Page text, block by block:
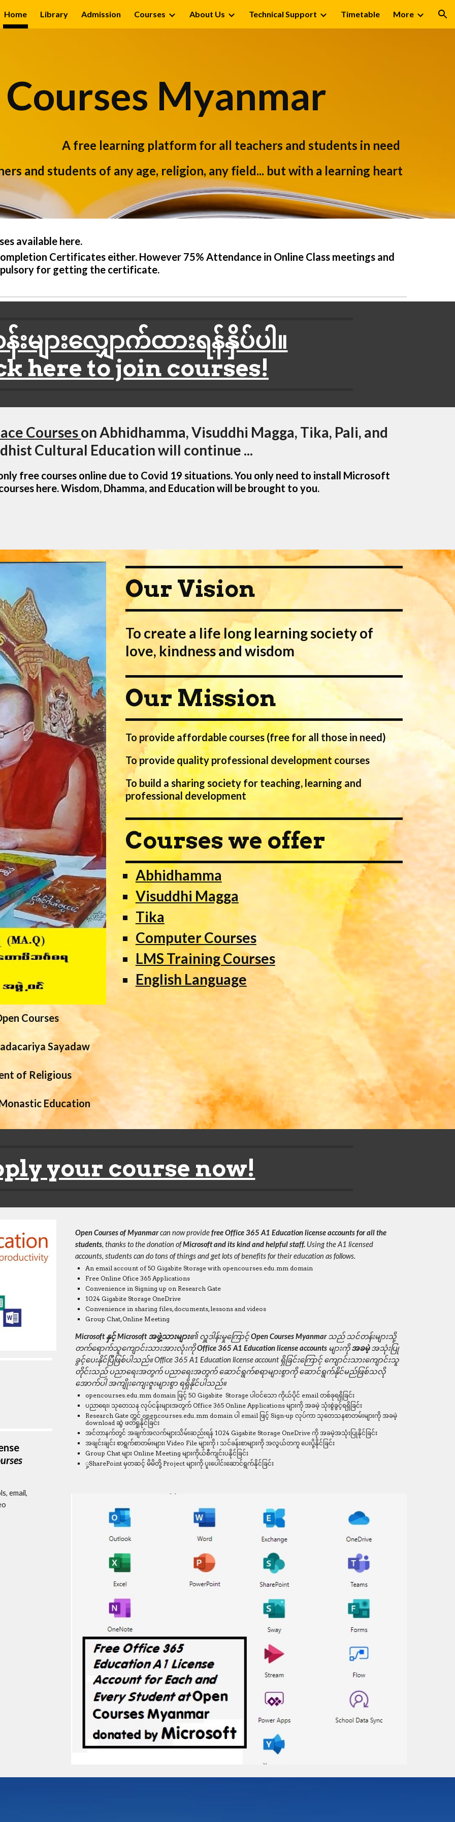
to main content Skip to navigation
Home Library Admission Courses About Us Technical Support Timetable More
Myanmar
A free learning platform for all teachers and students in need
and students of any age, religion, any field... but with a learning heart
available here.
Certificates either. However 75% Attendance in Online Class meetings and
for getting the certificate.
များလျှောက်ထားရန်နှိပ်ပါ။
here to join courses!
Courses on Abhidhamma, Visuddhi Magga, Tika, Pali, and
Cultural Education will continue ...
free courses online due to Covid 19 situations. You only need to install Microsoft
here. Wisdom, Dhamma, and Education will be brought to you.
Courses
Sayadaw
of Religious
Education
Our Vision
To create a life long learning society of
love, kindness and wisdom
Our Mission
To provide affordable courses (free for all those in need)
To provide quality professional development courses
To build a sharing society for teaching, learning and
professional development
Courses we offer
Abhidhamma
Visuddhi Magga
Tika
Computer Courses
LMS Training Courses
English Language
your course now!
email,
Open Courses of Myanmar can now provide free Office 365 A1 Education license accounts for all the
students, thanks to the donation of Microsoft and its kind and helpful staff. Using the A1 licensed
accounts, students can do tons of things and get lots of benefits for their education as follows.
An email account of 50 Gigabite Storage with opencourses.edu.mm domain
Free Online Ofice 365 Applications
Convenience in Signing up on Research Gate
1024 Gigabite Storage OneDrive
Convenience in sharing files, documents, lessons and videos
Group Chat, Online Meeting
Microsoft နှင့် Microsoft အဖွဲ့သားများ၏ လှူဒါန်းမှုကြောင့် Open Courses Myanmar သည် သင်တန်းများသို့
တက်ရောက်သူကျောင်းသားအားလုံးကို Office 365 A1 Education license accounts များကို အခမဲ့ အသုံးပြု
ခွင့်ပေးနိုင်ပြီဖြစ်ပါသည်။ Office 365 A1 Education license account ရှိခြင်းကြောင့် ကျောင်းသားကျောင်းသူ
တိုင်းသည် ပညာရေးအတွက် ပညာရေးအတွက် ဆောင်ရွက်စရာများစွာကို ဆောင်ရွက်နိုင်မည်ဖြစ်သလို
အောက်ပါ အကျိုးကျေးဇူးများစွာ ရရှိနိုင်ပါသည်။
opencourses.edu.mm domain ဖြင့် 50 Gigabite  Storage ပါဝင်သော ကိုယ်ပိုင် email တစ်ခုရရှိခြင်း
ပညာရေး၊ သုတေသန လုပ်ငန်းများအတွက် Office 365 Online Applications များကို အခမဲ့ သုံးစွဲခွင့်ရရှိခြင်း
Research Gate တွင် opencourses.edu.mm domain ပါ email ဖြင့် Sign-up လုပ်ကာ သုတေသနစာတမ်းများကို အခမဲ့
download ဆွဲ ဖတ်ရှုနိုင်ခြင်း
အင်တာနက်တွင် အချက်အလက်များသိမ်းဆည်းရန် 1024 Gigabite Storage OneDrive ကို အခမဲ့အသုံးပြုနိုင်ခြင်း
အချင်းချင်း စာရွက်စာတမ်းများ၊ Video File များကို ၊ သင်ခန်းစာများကို အလွယ်တကူ ပေးပို့နိုင်ခြင်း
Group Chat များ Online Meeting များကိုယ်စီကျင်းပနိုင်ခြင်း
ှ့SharePoint မှတဆင့် မိမိတို့ Project များကို ပူးပေါင်းဆောင်ရွက်နိုင်ခြင်း